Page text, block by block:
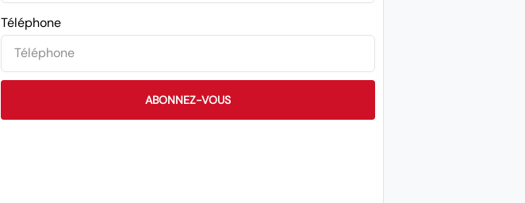
Téléphone
ABONNEZ-VOUS